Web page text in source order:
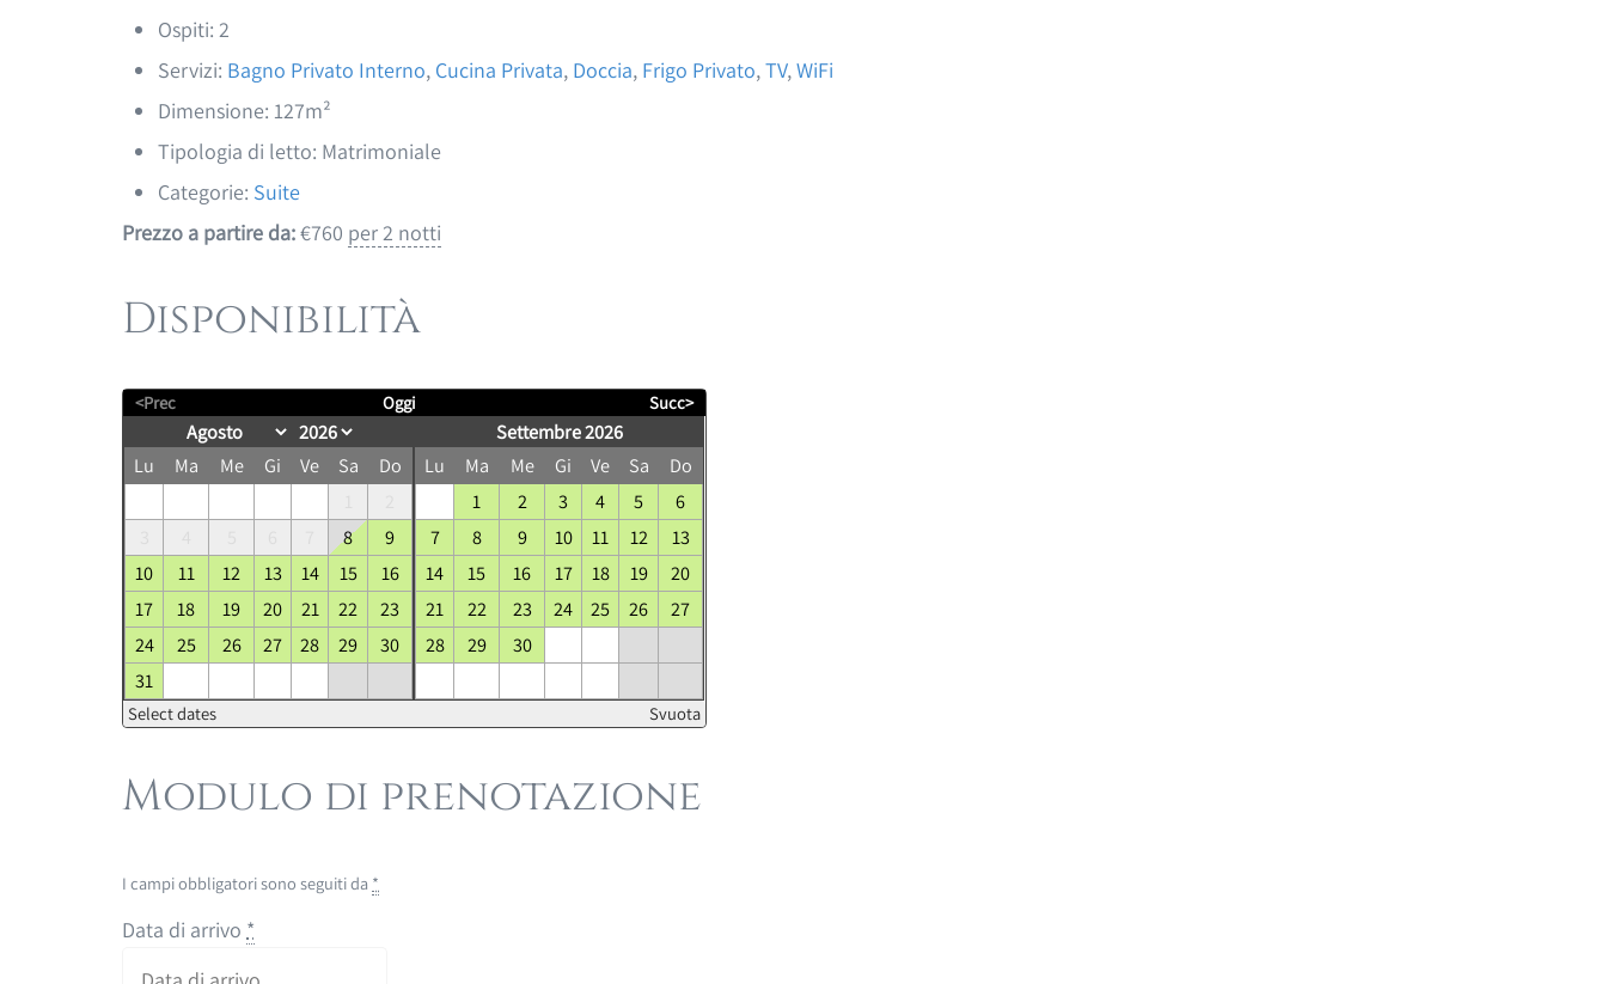
Ospiti: 2
Servizi: Bagno Privato Interno, Cucina Privata, Doccia, Frigo Privato,TV,WiFi
Dimensione: 127m²
Tipologia di letto: Matrimoniale
Categorie: Suite
Prezzo a partire da:€760 per 2 notti
Disponibilità
<Prec Oggi Succ>
Lu Ma Me Gi Ve Sa
Do
8
9
10
11 12 13 14 15
16
17
18 19 20 21 22
23
24
25 26 27 28 29
30
31
Settembre 2026
Lu
Ma Me Gi Ve Sa
Do
1
2 3 4 5
6
7
8 9 10 11 12
13
14
15 16 17 18 19
20
21
22 23 24 25 26
27
28
29 30
Select dates Svuota
Modulo di prenotazione
I campi obbligatori sono seguiti da *
Data di arrivo *